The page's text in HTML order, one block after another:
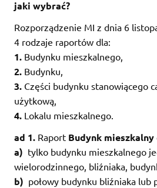
jaki wybrać?
Rozporządzenie MI z dnia 6
4 rodzaje raportów dla:
1. Budynku mieszkalnego,
2. Budynku,
3. Części budynku stanowiącego
użytkową,
4. Lokalu mieszkalnego.
ad 1. Raport Budynk mieszkalny
a) tylko budynku mieszkalnego
wielorodzinnego, bliźniaka,
b) połowy budynku bliźniaka lub